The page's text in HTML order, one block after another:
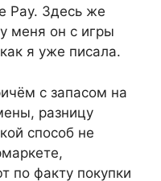
Pay. Здесь же
меня он с игры
я уже писала.
с запасом на
разницу
способ не
по факту покупки